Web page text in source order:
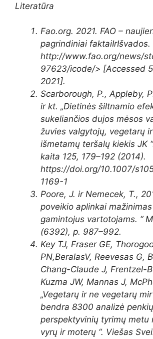
Literatūra
Fao.org. 2021. FAO –
pagrindiniai faktaiIrIšvados.
http://www.fao.org/news/
97623/icode/> [Accessed
2021].
Scarborough, P., Appleby,
ir kt. „Dietinės šiltnamio
sukeliančios dujos mėsos
žuvies valgytojų, vegetarų
išmetamų teršalų kiekis JK
kaita 125, 179–192 (2014).
https://doi.org/10.1007/
1169-1
Poore, J. ir Nemecek, T.,
poveikio aplinkai
gamintojus vartotojams. “
(6392), p. 987–992.
Key TJ, Fraser GE,
PN,BeralasV, Reevesas G,
Chang-Claude J, Frentzel-
Kuzma JW, Mannas J,
„Vegetarų ir ne vegetarų
bendra 8300 analizė penkių
perspektyvinių tyrimų metu
vyrų ir moterų “. Viešas